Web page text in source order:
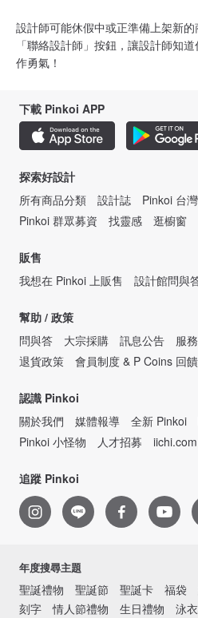
設計師可能休假中或正準備上架新
「聯絡設計師」按鈕，讓設計師知
作勇氣！
下載 Pinkoi APP
探索好設計
所有商品分類
設計誌 Pinkoi 台
Pinkoi 群眾募資
找靈感 逛櫥窗
販售
我想在 Pinkoi 上販售
設計館問與
幫助 / 政策
問與答
大宗採購 訊息公告 服
退貨政策
會員制度 & P Coins 回
認識 Pinkoi
關於我們
媒體報導 全新 Pinkoi
Pinkoi 小怪物
人才招募 iichi.com
追蹤 Pinkoi
年度搜尋主題
聖誕禮物 聖誕節 聖誕卡 福袋
刻字
情人節禮物 生日禮物 泳